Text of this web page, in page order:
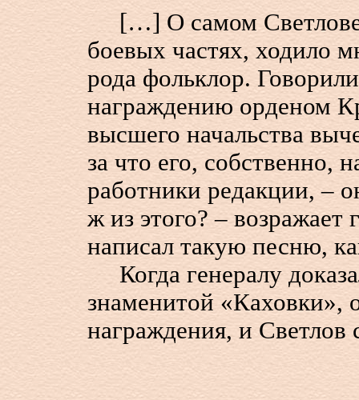
[…] О самом
боевых частях, ходило
рода фольклор.
награждению орденом
высшего начальства
за что его, собственно,
работники редакции, –
ж из этого? –
написал такую песню,
Когда генералу
знаменитой «Каховки»,
награждения, и